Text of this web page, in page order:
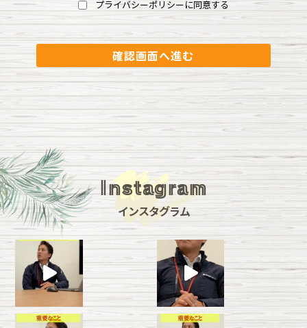
情報の変更等につきまして、個人情報に関するご相
談窓口（下記項目に記載しています）までご連絡下
さい。当該個人ご本人であることを当社で確認でき
た場合は、合理的範囲で速やかに対応させて戴きま
す。
個人情報の利用目的
当社は、当社が保有する全ての個人情報は、次の目
的の範囲内で利用するものとし、これらの個人情報
は下記の目的に利用させていただきます。
・当社の商品・リフォーム工事サービスのご提案や
・機器・建材等の販売・設置・修理・アフターサー
ビスに使用するため
・当社の商品・サービス等に関連する情報をお届け
するため
・ご購入・お申込戴いた商品・サービスの確認、引
渡し、お届け及び代金のご請求のため。
・商品・サービスの改善や新たな商品・サービスの
開発のために皆様のご意見・ご要望等を戴くため
・当社の事業に必要な商品・サービスの提供を受
け、又は提供を受ける可能性を調査するため
・お取引に関する問合せ、確認又は請求等を行うた
め
・お取引に関する与信管理、債権回収、資金手当・
相談を行うため
・当該個人（又は当該個人が代表として記名されて
いる団体）との間の契約又は法令上の義務を履行し
若しくは権利を実行するため
・当社へのご意見・ご要望等に関し、確認、検討、
対応又は解決するため
・お問合せに備えて保管するため
プライバシーポリシーに同意する
Instagram
インスタグラム